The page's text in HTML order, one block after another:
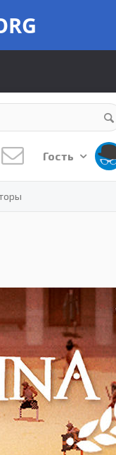
Гость